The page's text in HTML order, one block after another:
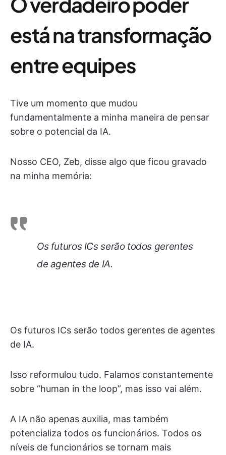
está na transformação
entre equipes
Tive um momento que mudou
fundamentalmente a minha maneira de pensar
sobre o potencial da IA.
Nosso CEO, Zeb, disse algo que ficou gravado
na minha memória:
Os futuros ICs serão todos gerentes
de agentes de IA.
Os futuros ICs serão todos gerentes de agentes
de IA.
Isso reformulou tudo. Falamos constantemente
sobre “human in the loop”, mas isso vai além.
A IA não apenas auxilia, mas também
potencializa todos os funcionários. Todos os
níveis de funcionários se tornam mais